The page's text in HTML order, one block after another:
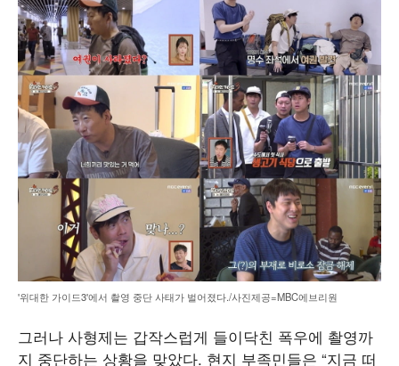
'위대한 가이드3'에서 촬영 중단 사태가 벌어졌다./사진제공=MBC에브리원
그러나 사형제는 갑작스럽게 들이닥친 폭우에 촬영까
지 중단하는 상황을 맞았다. 현지 부족민들은 “지금 떠